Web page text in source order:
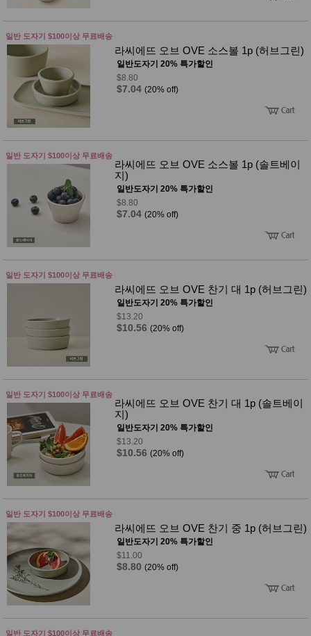
화
공연/행
사
일반 도자기 $100이상 무료배송
라씨에뜨 오브 OVE 소스볼 1p (허브그린)
일반도자기 20% 특가할인
$8.80
$7.04 (20% off)
일반 도자기 $100이상 무료배송
라씨에뜨 오브 OVE 소스볼 1p (솔트베이
지)
일반도자기 20% 특가할인
$8.80
$7.04 (20% off)
일반 도자기 $100이상 무료배송
라씨에뜨 오브 OVE 찬기 대 1p (허브그린)
일반도자기 20% 특가할인
$13.20
$10.56 (20% off)
일반 도자기 $100이상 무료배송
라씨에뜨 오브 OVE 찬기 대 1p (솔트베이
지)
일반도자기 20% 특가할인
$13.20
$10.56 (20% off)
일반 도자기 $100이상 무료배송
라씨에뜨 오브 OVE 찬기 중 1p (허브그린)
일반도자기 20% 특가할인
$11.00
$8.80 (20% off)
일반 도자기 $100이상 무료배송